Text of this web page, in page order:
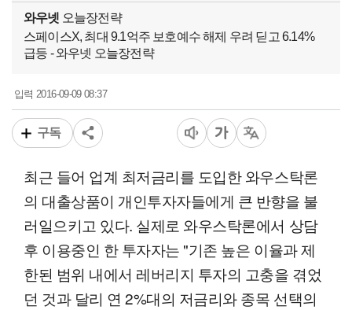
와우넷 오늘장전략
스페이스X, 최대 9.1억주 보호예수 해제 우려 딛고 6.14%
급등 - 와우넷 오늘장전략
입력2016-09-09 08:37
구독
최근 들어 업계 최저금리를 도입한 와우스탁론
의 대출상품이 개인투자자들에게 큰 반향을 불
러일으키고 있다. 실제로 와우스탁론에서 상담
후 이용중인 한 투자자는 "기존 높은 이율과 제
한된 범위 내에서 레버리지 투자의 고충을 겪었
던 것과 달리 연 2%대의 저금리와 종목 선택의